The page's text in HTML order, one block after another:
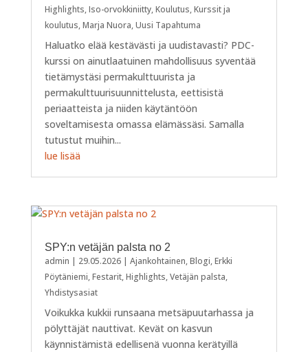
Highlights,Iso-orvokkiniitty,Koulutus,Kurssit ja
koulutus,Marja Nuora,Uusi Tapahtuma
Haluatko elää kestävästi ja uudistavasti? PDC-
kurssi on ainutlaatuinen mahdollisuus syventää
tietämystäsi permakulttuurista ja
permakulttuurisuunnittelusta, eettisistä
periaatteista ja niiden käytäntöön
soveltamisesta omassa elämässäsi. Samalla
tutustut muihin...
lue lisää
SPY:n vetäjän palsta no 2
admin | 29.05.2026| Ajankohtainen,Blogi,Erkki
Pöytäniemi,Festarit,Highlights,Vetäjän palsta,
Yhdistysasiat
Voikukka kukkii runsaana metsäpuutarhassa ja
pölyttäjät nauttivat. Kevät on kasvun
käynnistämistä edellisenä vuonna kerätyillä